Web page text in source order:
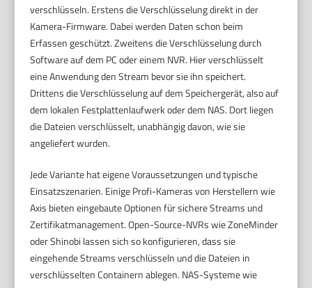
verschlüsseln. Erstens die Verschlüsselung direkt in der
Kamera-Firmware. Dabei werden Daten schon beim
Erfassen geschützt. Zweitens die Verschlüsselung durch
Software auf dem PC oder einem NVR. Hier verschlüsselt
eine Anwendung den Stream bevor sie ihn speichert.
Drittens die Verschlüsselung auf dem Speichergerät, also auf
dem lokalen Festplattenlaufwerk oder dem NAS. Dort liegen
die Dateien verschlüsselt, unabhängig davon, wie sie
angeliefert wurden.
Jede Variante hat eigene Voraussetzungen und typische
Einsatzszenarien. Einige Profi-Kameras von Herstellern wie
Axis bieten eingebaute Optionen für sichere Streams und
Zertifikatmanagement. Open-Source-NVRs wie ZoneMinder
oder Shinobi lassen sich so konfigurieren, dass sie
eingehende Streams verschlüsseln und die Dateien in
verschlüsselten Containern ablegen. NAS-Systeme wie